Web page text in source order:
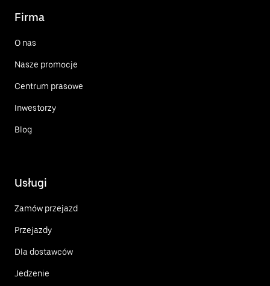
Firma
O nas
Nasze promocje
Centrum prasowe
Inwestorzy
Blog
Usługi
Zamów przejazd
Przejazdy
Dla dostawców
Jedzenie